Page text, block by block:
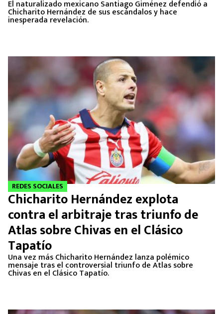
El naturalizado mexicano Santiago Giménez defendió a
Chicharito Hernández de sus escándalos y hace
inesperada revelación.
REDES SOCIALES
Chicharito Hernández explota
contra el arbitraje tras triunfo de
Atlas sobre Chivas en el Clásico
Tapatío
Una vez más Chicharito Hernández lanza polémico
mensaje tras el controversial triunfo de Atlas sobre
Chivas en el Clásico Tapatío.